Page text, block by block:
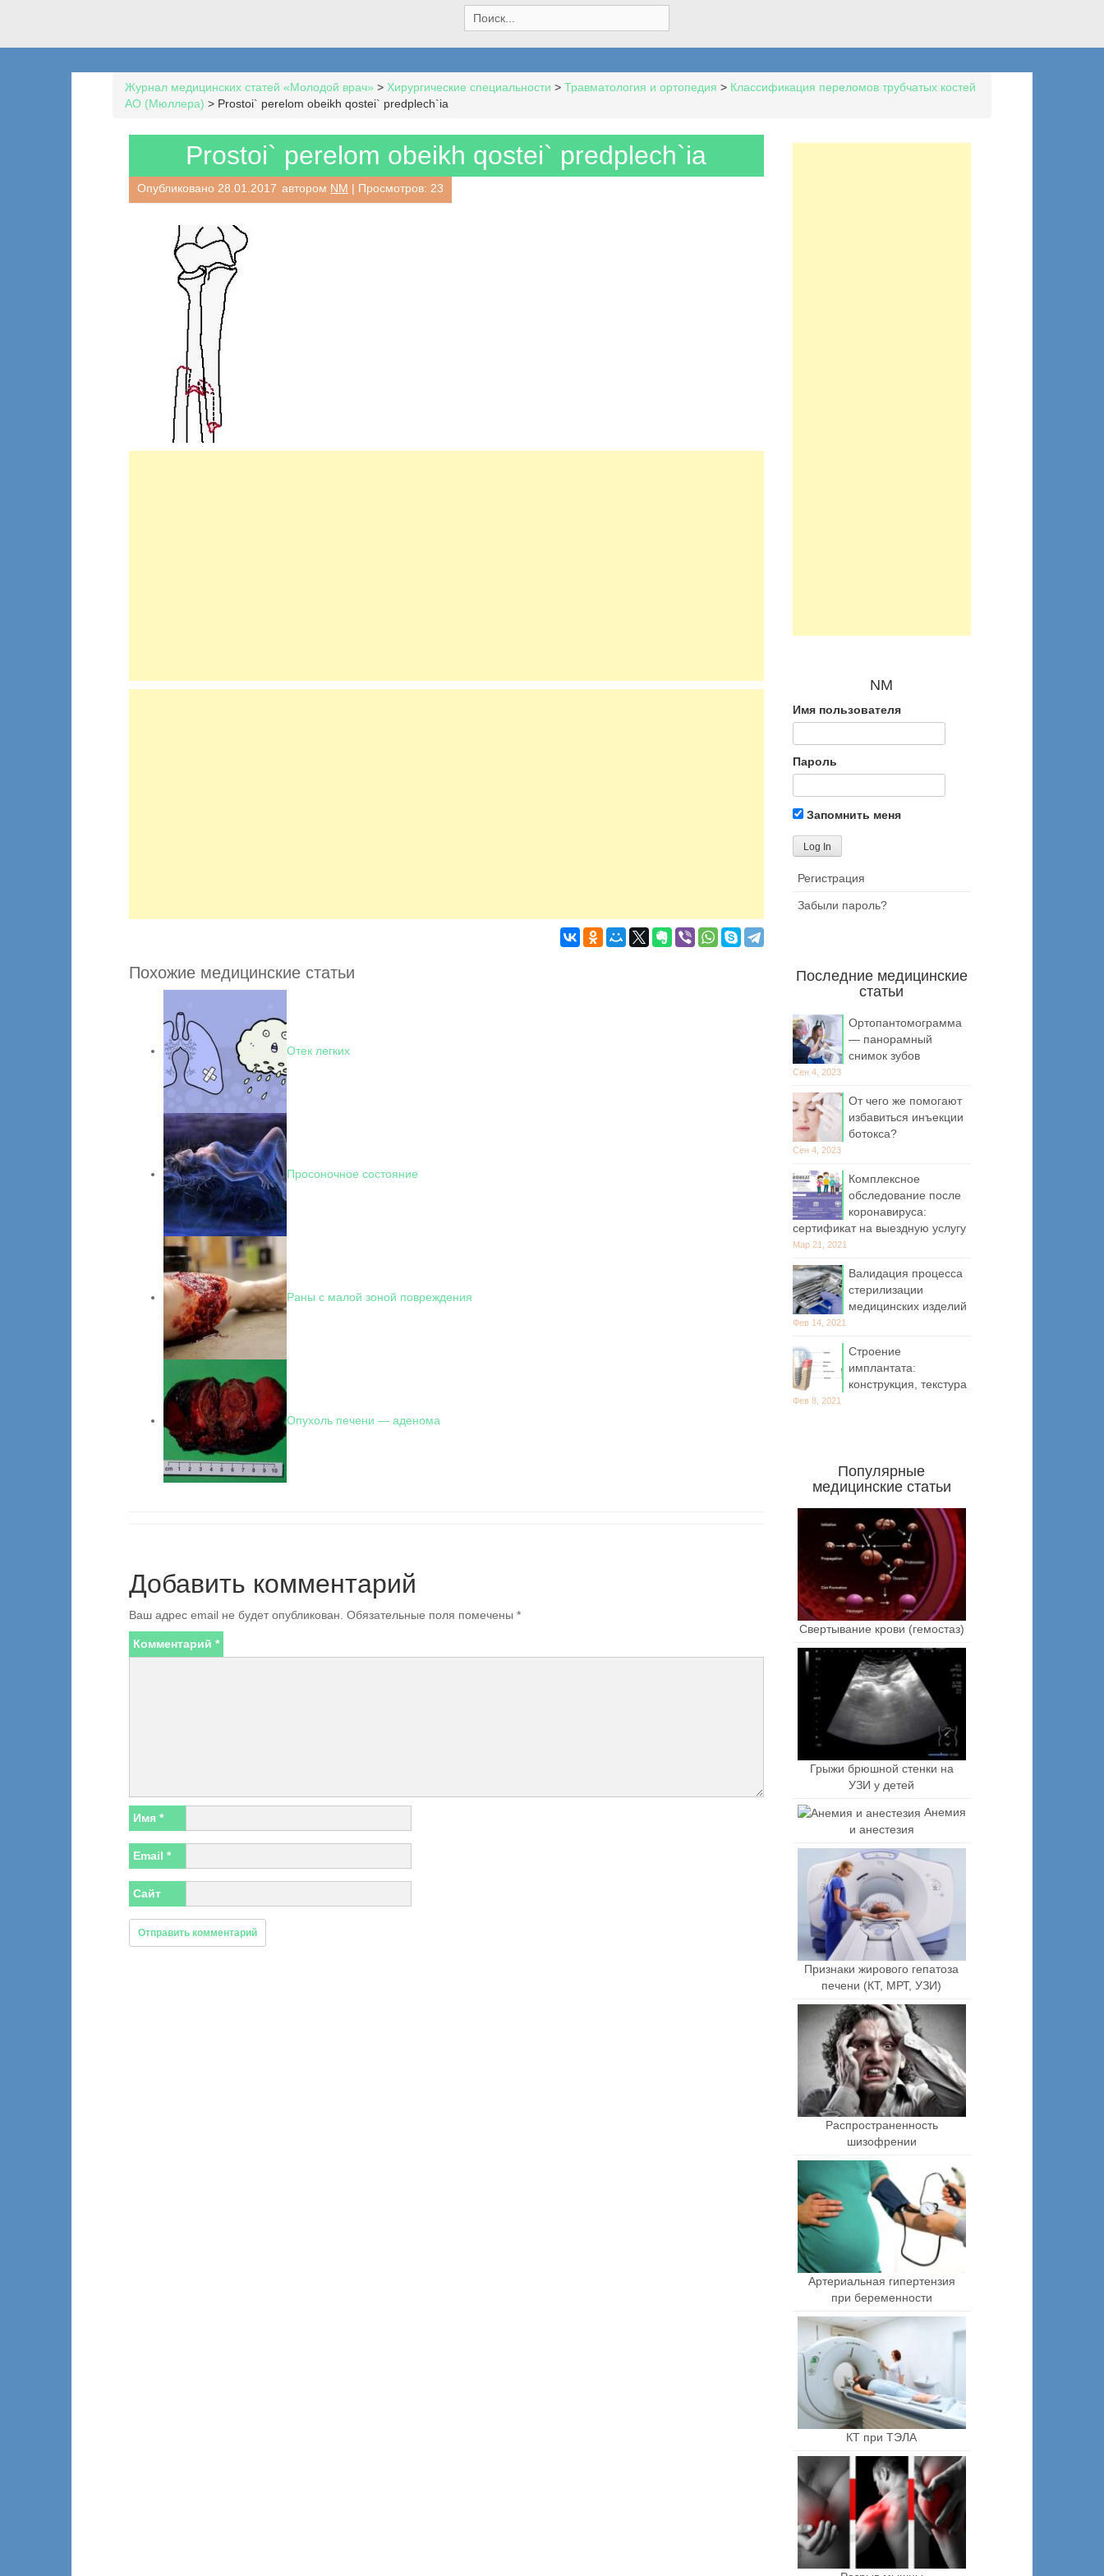
e
a
h
Журнал медицинских статей «Молодой врач» > Хирургические специальности > Травматология и ортопедия > Классификация переломов трубчатых костей
AO (Мюллера) > Prostoi` perelom obeikh qostei` predplech`ia
Prostoi` perelom obeikh qostei` predplech`ia
Опубликовано 28.01.2017 автором NM | Просмотров: 23
Похожие медицинские статьи
Отек легких
Просоночное состояние
Раны с малой зоной повреждения
Опухоль печени — аденома
Добавить комментарий
Ваш адрес email не будет опубликован. Обязательные поля помечены *
Комментарий *
Имя *
Email *
Сайт
NM
Имя пользователя
Пароль
Запомнить меня
Регистрация
Забыли пароль?
Последние медицинские
статьи
Ортопантомограмма
— панорамный
снимок зубов
Сен 4, 2023
От чего же помогают
избавиться инъекции
ботокса?
Сен 4, 2023
Комплексное
обследование после
коронавируса:
сертификат на выездную услугу
Мар 21, 2021
Валидация процесса
стерилизации
медицинских изделий
Фев 14, 2021
Строение
имплантата:
конструкция, текстура
Фев 8, 2021
Популярные
медицинские статьи
Свертывание крови (гемостаз)
Грыжи брюшной стенки на
УЗИ у детей
Анемия
и анестезия
Признаки жирового гепатоза
печени (КТ, МРТ, УЗИ)
Распространенность
шизофрении
Артериальная гипертензия
при беременности
КТ при ТЭЛА